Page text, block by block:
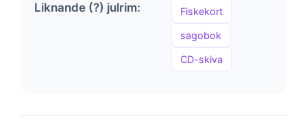
Liknande (?) julrim: Fiskekort
sagobok
CD-skiva